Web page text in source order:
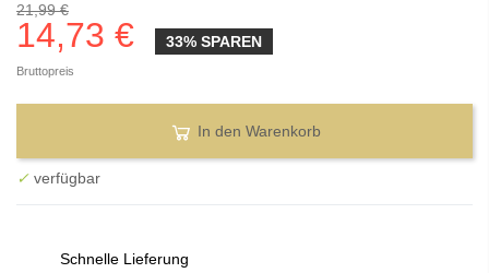
21,99 €
14,73 € 33% SPAREN
Bruttopreis
In den Warenkorb
✓ verfügbar
Schnelle Lieferung